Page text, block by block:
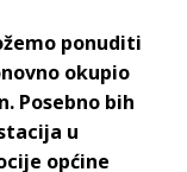
ponuditi
okupio
Posebno bih
u
općine